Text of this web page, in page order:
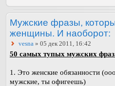
Мужские фразы,
женщины. И наоборот:
vesna » 05 дек 2011, 16:42
50 самых тупых мужских
1. Это женские обязанности
мужские, ты офигеешь)